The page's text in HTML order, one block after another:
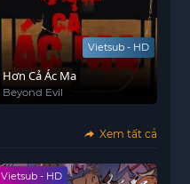
Vietsub - HD
Hơn Cả Ác Ma
Beyond Evil
Xem tất cả
Vietsub - HD